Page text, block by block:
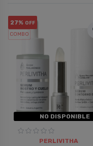
27% OFF
COMBO
NO DISPONIBLE
PERLIVITHA